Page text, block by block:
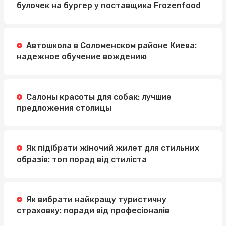
булочек на бургер у поставщика Frozenfood
Автошкола в Соломенском районе Киева:
надежное обучение вождению
Салоны красоты для собак: лучшие
предложения столицы
Як підібрати жіночий жилет для стильних
образів: топ порад від стиліста
Як вибрати найкращу туристичну
страховку: поради від професіоналів